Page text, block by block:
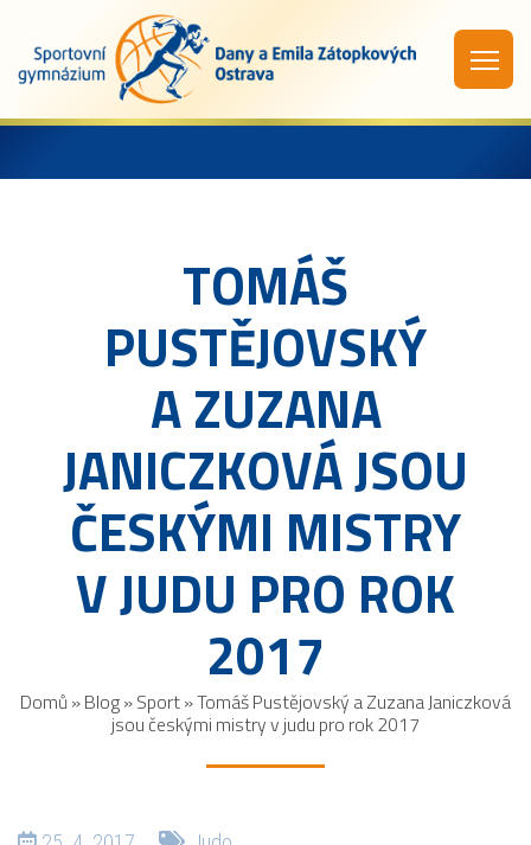
TOMÁŠ
PUSTĚJOVSKÝ
A ZUZANA
JANICZKOVÁ JSOU
ČESKÝMI MISTRY
V JUDU PRO ROK
2017
Domů »Blog»Sport»Tomáš Pustějovský a Zuzana Janiczková
jsou českými mistry v judu pro rok 2017